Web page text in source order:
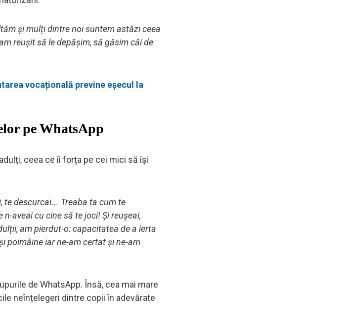
și mulți dintre noi suntem astăzi ceea
reușit să le depășim, să găsim căi de
vocațională previne eșecul la
pe WhatsApp
ceea ce îi forța pe cei mici să își
te descurcai... Treaba ta cum te
aveai cu cine să te joci! Și reușeai,
am pierdut-o: capacitatea de a ierta
poimâine iar ne-am certat și ne-am
de WhatsApp. Însă, cea mai mare
neînțelegeri dintre copii în adevărate